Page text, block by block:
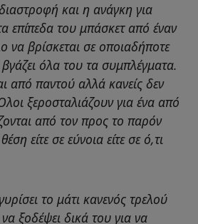
και η ανάγκη για
επίπεδα του μπάσκετ από έναν
βρίσκεται σε οποιαδήποτε
βγάζει όλα του τα συμπλέγματα.
από παντού αλλά κανείς δεν
ξεροσταλιάζουν για ένα από
από τον προς το παρόν
είτε σε εύνοια είτε σε ό,τι
το μάτι κανενός τρελού
ξοδέψει δικά του για να